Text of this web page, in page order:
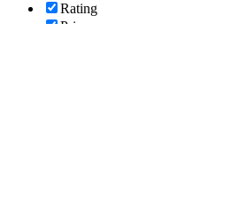
Rating
Price